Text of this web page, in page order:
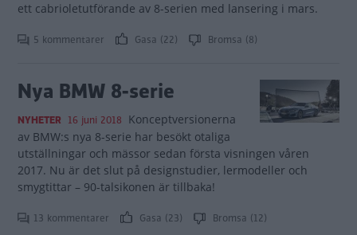
ett cabrioletutförande av 8-serien med lansering i mars.
5 kommentarer Gasa (22) Bromsa (8)
Nya BMW 8-serie
NYHETER 16 juni 2018 Konceptversionerna
av BMW:s nya 8-serie har besökt otaliga
utställningar och mässor sedan första visningen våren
2017. Nu är det slut på designstudier, lermodeller och
smygtittar – 90-talsikonen är tillbaka!
13 kommentarer Gasa (23) Bromsa (12)